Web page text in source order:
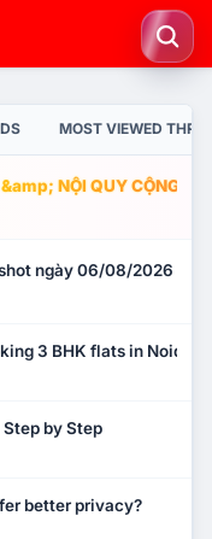
MOST VIEWED
NỘI QUY CỘNG
ngày 06/08/2026
3 BHK flats in Noida?
by Step
better privacy?